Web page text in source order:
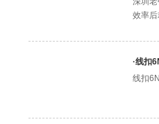
效率
·线扣
线扣